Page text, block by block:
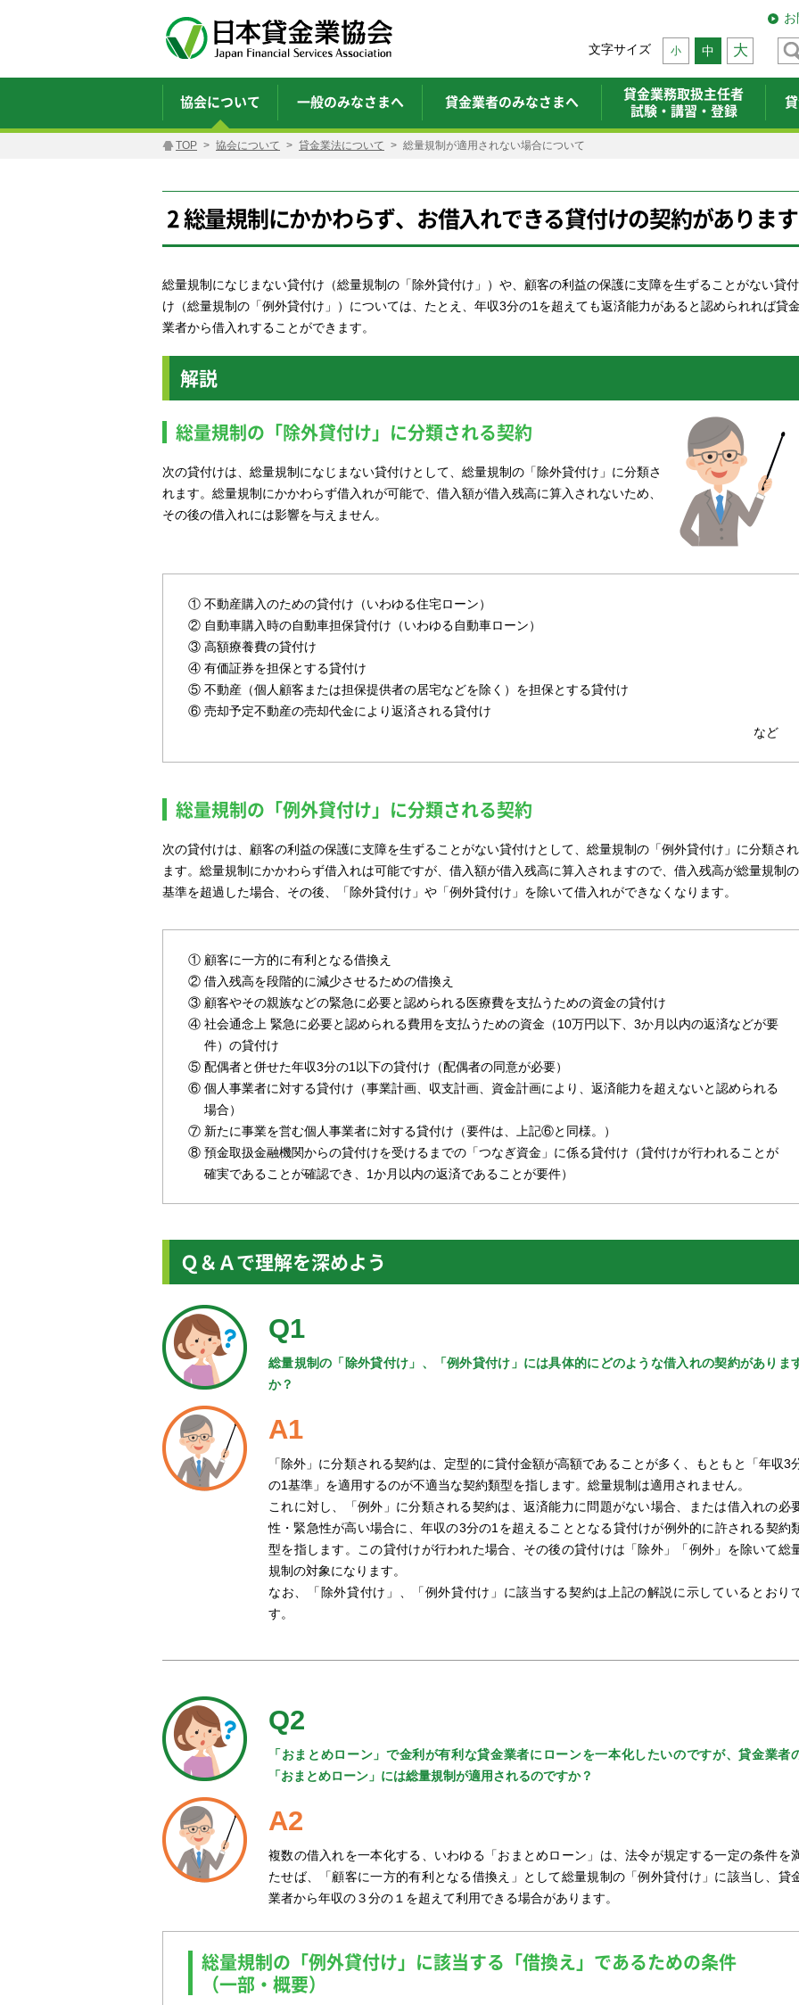
文字サイズ 小 中 大
協会について 一般のみなさまへ 貸金業者のみなさまへ
貸金業務取扱主任者
試験・講習・登録
TOP 協会について 貸金業法について 総量規制が適用されない場合について
2 総量規制にかかわらず、お借入れできる貸付けの契約があります
総量規制になじまない貸付け（総量規制の「除外貸付け」）や、顧客の利益の保護に支障を生ずることがない貸付
け（総量規制の「例外貸付け」）については、たとえ、年収3分の1を超えても返済能力があると認められれば貸金
業者から借入れすることができます。
解説
総量規制の「除外貸付け」に分類される契約
次の貸付けは、総量規制になじまない貸付けとして、総量規制の「除外貸付け」に分類さ
れます。総量規制にかかわらず借入れが可能で、借入額が借入残高に算入されないため、
その後の借入れには影響を与えません。
① 不動産購入のための貸付け（いわゆる住宅ローン）
② 自動車購入時の自動車担保貸付け（いわゆる自動車ローン）
③ 高額療養費の貸付け
④ 有価証券を担保とする貸付け
⑤ 不動産（個人顧客または担保提供者の居宅などを除く）を担保とする貸付け
⑥ 売却予定不動産の売却代金により返済される貸付け
など
総量規制の「例外貸付け」に分類される契約
次の貸付けは、顧客の利益の保護に支障を生ずることがない貸付けとして、総量規制の「例外貸付け」に分類され
ます。総量規制にかかわらず借入れは可能ですが、借入額が借入残高に算入されますので、借入残高が総量規制の
基準を超過した場合、その後、「除外貸付け」や「例外貸付け」を除いて借入れができなくなります。
① 顧客に一方的に有利となる借換え
② 借入残高を段階的に減少させるための借換え
③ 顧客やその親族などの緊急に必要と認められる医療費を支払うための資金の貸付け
④ 社会通念上 緊急に必要と認められる費用を支払うための資金（10万円以下、3か月以内の返済などが要
件）の貸付け
⑤ 配偶者と併せた年収3分の1以下の貸付け（配偶者の同意が必要）
⑥ 個人事業者に対する貸付け（事業計画、収支計画、資金計画により、返済能力を超えないと認められる
場合）
⑦ 新たに事業を営む個人事業者に対する貸付け（要件は、上記⑥と同様。）
⑧ 預金取扱金融機関からの貸付けを受けるまでの「つなぎ資金」に係る貸付け（貸付けが行われることが
確実であることが確認でき、1か月以内の返済であることが要件）
Ｑ＆Ａで理解を深めよう
Q1
総量規制の「除外貸付け」、「例外貸付け」には具体的にどのような借入れの契約がありま
か？
A1
「除外」に分類される契約は、定型的に貸付金額が高額であることが多く、もともと「年収3
の1基準」を適用するのが不適当な契約類型を指します。総量規制は適用されません。
これに対し、「例外」に分類される契約は、返済能力に問題がない場合、または借入れの必
性・緊急性が高い場合に、年収の3分の1を超えることとなる貸付けが例外的に許される契約
型を指します。この貸付けが行われた場合、その後の貸付けは「除外」「例外」を除いて総
規制の対象になります。
なお、「除外貸付け」、「例外貸付け」に該当する契約は上記の解説に示しているとおり
す。
Q2
「おまとめローン」で金利が有利な貸金業者にローンを一本化したいのですが、貸金業者
「おまとめローン」には総量規制が適用されるのですか？
A2
複数の借入れを一本化する、いわゆる「おまとめローン」は、法令が規定する一定の条件を
たせば、「顧客に一方的有利となる借換え」として総量規制の「例外貸付け」に該当し、貸
業者から年収の３分の１を超えて利用できる場合があります。
総量規制の「例外貸付け」に該当する「借換え」であるための条件
（一部・概要）